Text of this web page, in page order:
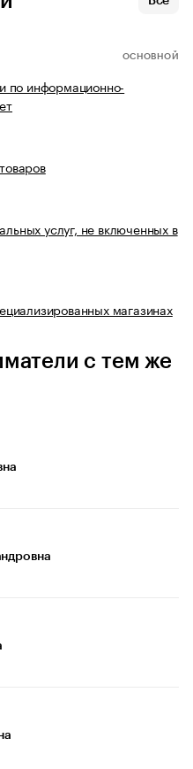
ОСНОВНОЙ
по информационно-
услуг, не включенных в
магазинах
с тем же